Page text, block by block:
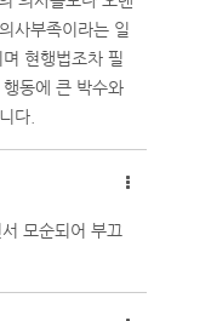
사부족이라는 일
현행법조차 필
동에 큰 박수와
다.
모순되어 부끄